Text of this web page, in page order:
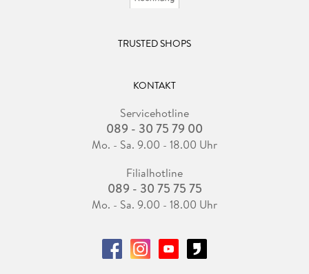
TRUSTED SHOPS
KONTAKT
Servicehotline
089 - 30 75 79 00
Mo. - Sa. 9.00 - 18.00 Uhr
Filialhotline
089 - 30 75 75 75
Mo. - Sa. 9.00 - 18.00 Uhr